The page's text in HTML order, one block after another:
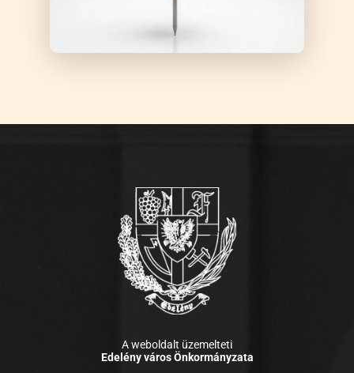
A weboldalt üzemelteti
Edelény város Önkormányzata